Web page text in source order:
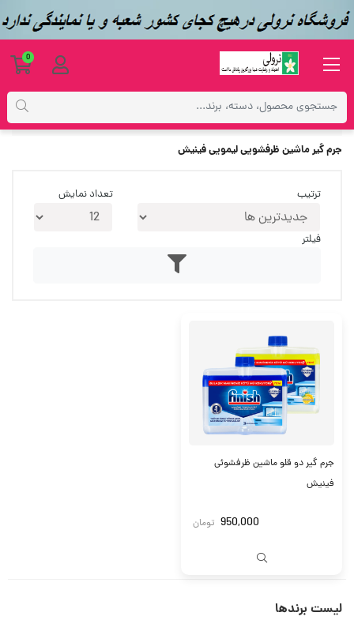
جرم گیر ماشین ظرفشویی لیمویی فینیش
ترتیب تعداد نمایش
فیلتر
جرم گیر دو قلو ماشین ظرفشوئی
فینیش
950,000 تومان
لیست برندها
0